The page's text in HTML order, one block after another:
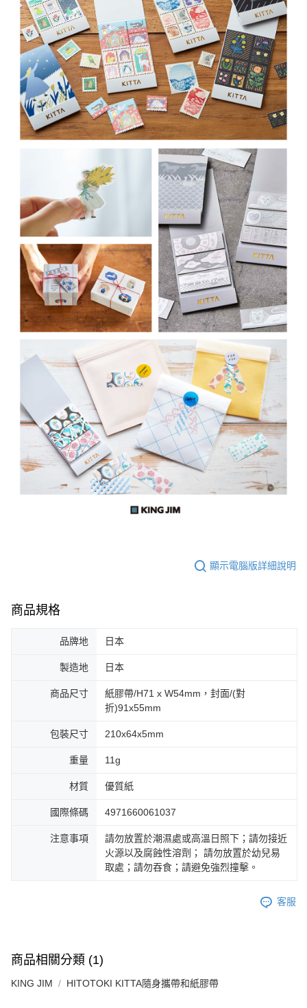
顯示電腦版詳細說明
商品規格
品牌地 日本
製造地 日本
商品尺寸
紙膠帶/H71 x W54mm，封面/(對
折)91x55mm
包裝尺寸 210x64x5mm
重量 11g
材質 優質紙
國際條碼 4971660061037
注意事項
請勿放置於潮濕處或高溫日照下；請勿接近
火源以及腐蝕性溶劑； 請勿放置於幼兒易
取處；請勿吞食；請避免強烈撞擊。
客服
商品相關分類 (1)
KING JIM HITOTOKI KITTA隨身攜帶和紙膠帶